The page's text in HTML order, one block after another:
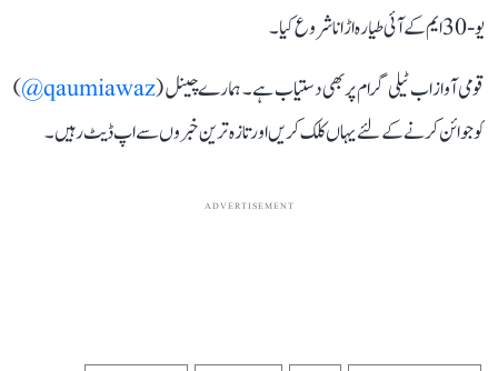
یو-30 ایم کے آئی طیارہ اڑانا شروع کیا۔
قومی آواز اب ٹیلی گرام پر بھی دستیاب ہے۔ ہمارے چینل (qaumiawaz@
)
کو جوائن کرنے کے لئے یہاں کلک کریں اور تازہ ترین خبروں سے اپ ڈیٹ رہیں۔
ADVERTISEMENT